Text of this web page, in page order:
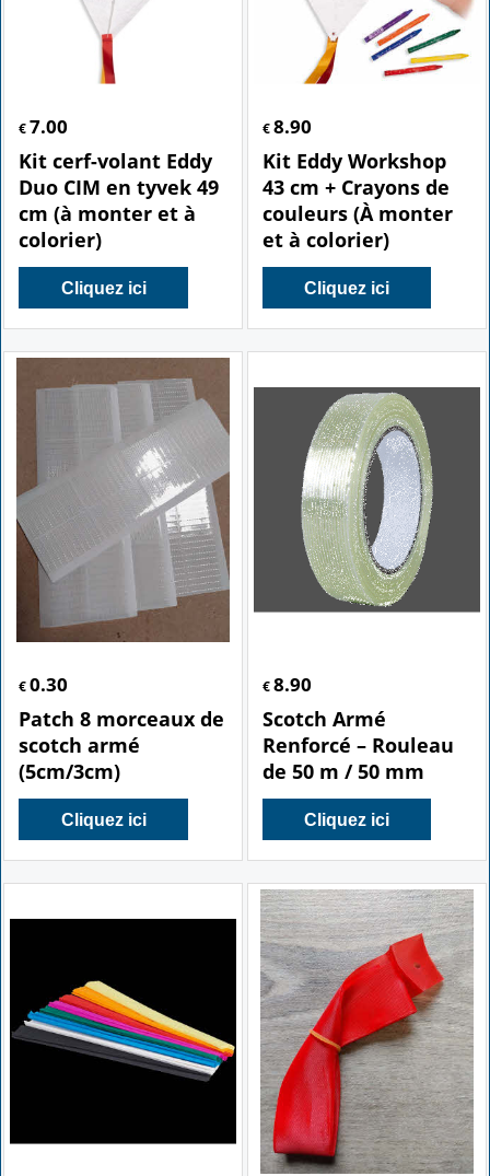
€ 7.00
Kit cerf-volant Eddy
Duo CIM en tyvek 49
cm (à monter et à
colorier)
Cliquez ici
€8.90
Kit Eddy Workshop
43 cm + Crayons de
couleurs (À monter
et à colorier)
Cliquez ici
€ 0.30
Patch 8 morceaux de
scotch armé
(5cm/3cm)
Cliquez ici
€8.90
Scotch Armé
Renforcé – Rouleau
de 50 m / 50 mm
Cliquez ici